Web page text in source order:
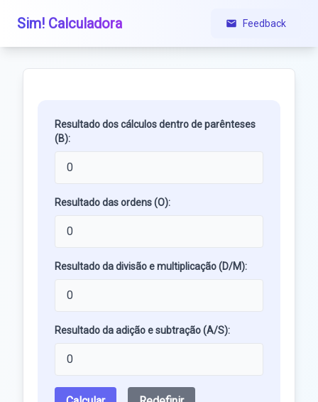
Sim! Calculadora Feedback
Resultado dos cálculos dentro de parênteses
(B):
Resultado das ordens (O):
Resultado da divisão e multiplicação (D/M):
Resultado da adição e subtração (A/S):